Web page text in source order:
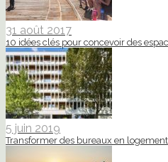
31 août 2017
10 idées clés pour concevoir des
5 juin 2019
Transformer des bureaux en